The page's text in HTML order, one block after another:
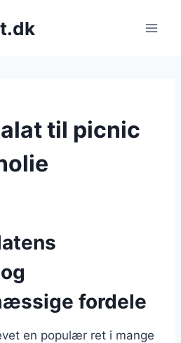
til picnic
fordele
en populær ret i mange